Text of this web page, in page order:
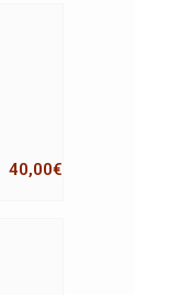
40,00€